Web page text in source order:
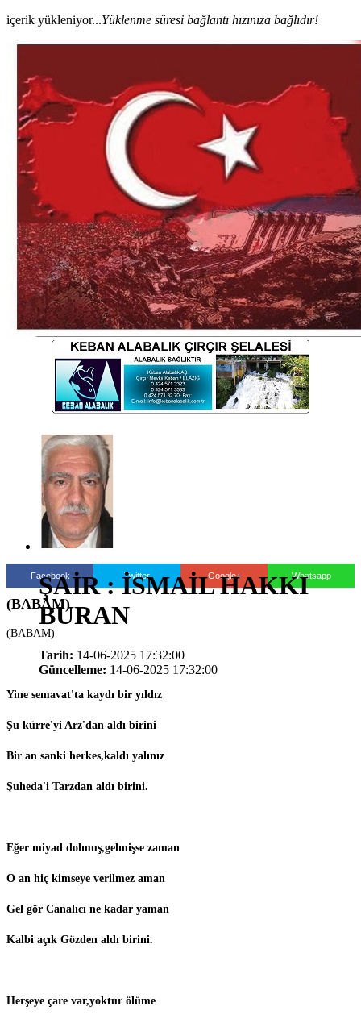
içerik yükleniyor...Yüklenme süresi bağlantı hızınıza bağlıdır!
ŞAİR : İSMAİL HAKKI
BURAN
Tarih: 14-06-2025 17:32:00
Güncelleme: 14-06-2025 17:32:00
Facebook Twitter Google+ Whatsapp
(BABAM)
(BABAM)
Yine semavat'ta kaydı bir yıldız
Şu kürre'yi Arz'dan aldı birini
Bir an sanki herkes,kaldı yalınız
Şuheda'i Tarzdan aldı birini.
Eğer miyad dolmuş,gelmişse zaman
O an hiç kimseye verilmez aman
Gel gör Canalıcı ne kadar yaman
Kalbi açık Gözden aldı birini.
Herşeye çare var,yoktur ölüme